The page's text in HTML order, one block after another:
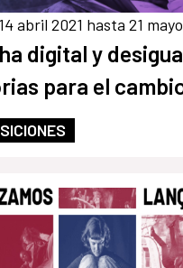
abril 2021 hasta 21
digital y
para el